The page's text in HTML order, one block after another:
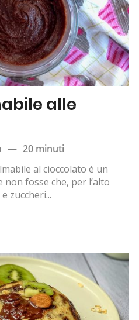
alle
— 20 minuti
al cioccolato è un
non fosse che, per l’alto
zuccheri...